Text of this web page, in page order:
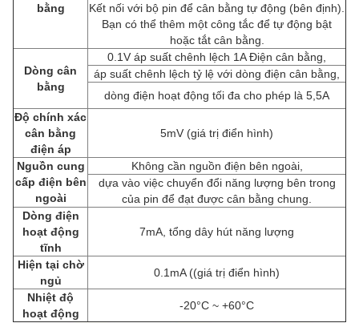
bằng
Kết nối với bộ pin để cân bằng tự động (bên định).
Bạn có thể thêm một công tắc để tự động bật
hoặc tắt cân bằng.
Dòng cân
bằng
0.1V áp suất chênh lệch 1A Điện cân bằng,
áp suất chênh lệch tỷ lệ với dòng điện cân bằng,
dòng điện hoạt động tối đa cho phép là 5,5A
Độ chính xác
cân bằng
điện áp
5mV (giá trị điển hình)
Nguồn cung
cấp điện bên
ngoài
Không cần nguồn điện bên ngoài,
dựa vào việc chuyển đổi năng lượng bên trong
của pin để đạt được cân bằng chung.
Dòng điện
hoạt động
tĩnh
7mA, tổng dây hút năng lượng
Hiện tại chờ
ngủ
0.1mA ((giá trị điển hình)
Nhiệt độ
hoạt động
-20°C ~ +60°C